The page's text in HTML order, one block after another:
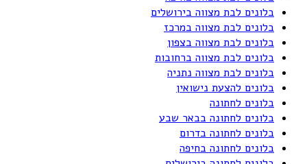
בלונים לבת מצווה בירושלים
בלונים לבת מצווה במרכז
בלונים לבת מצווה בצפון
בלונים לבת מצווה ברחובות
בלונים לבת מצווה נתניה
בלונים להצעת נישואין
בלונים לחתונה
בלונים לחתונה בבאר שבע
בלונים לחתונה בדרום
בלונים לחתונה בחיפה